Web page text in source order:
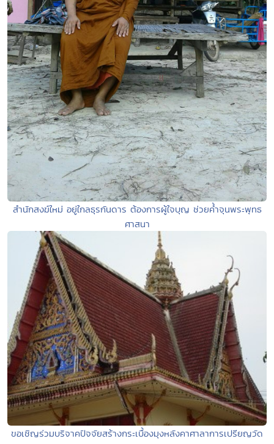
สำนักสงฆ์ใหม่ อยู่ใกลธุรกันดาร ต้องการผู้ใจบุญ ช่วยค้ำจุนพระพุทธ
ศาสนา
ขอเชิญร่วมบริจาคปัจจัยสร้างกระเบื้องมุงหลังคาศาลาการเปรียญวัด